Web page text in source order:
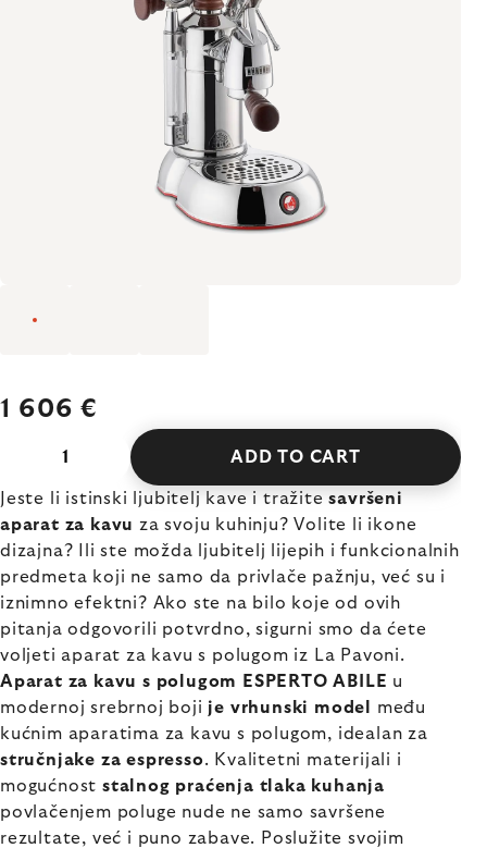
1 606 €
ADD TO CART
Jeste li istinski ljubitelj kave i tražitesavršeni
aparat za kavu za svoju kuhinju? Volite li ikone
dizajna? Ili ste možda ljubitelj lijepih i funkcionalnih
predmeta koji ne samo da privlače pažnju, već su i
iznimno efektni? Ako ste na bilo koje od ovih
pitanja odgovorili potvrdno, sigurni smo da ćete
voljeti aparat za kavu s polugom iz La Pavoni.
Aparat za kavu s polugom ESPERTO ABILE u
modernoj srebrnoj boji je vrhunski model
među
kućnim aparatima za kavu s polugom, idealan za
stručnjake za espresso. Kvalitetni materijali i
mogućnoststalnog praćenja tlaka kuhanja
povlačenjem poluge nude ne samo savršene
rezultate, već i puno zabave. Poslužite svojim